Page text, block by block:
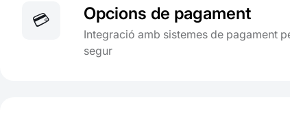
💳 Opcions de pagament
Integració amb sistemes de pagament
segur